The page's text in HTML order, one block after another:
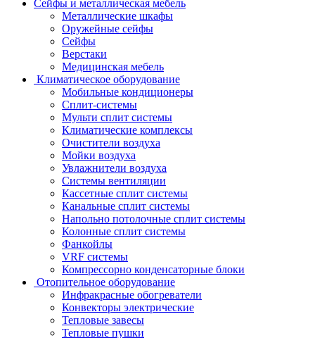
Сейфы и металлическая мебель
Металлические шкафы
Оружейные сейфы
Сейфы
Верстаки
Медицинская мебель
Климатическое оборудование
Мобильные кондиционеры
Сплит-системы
Мульти сплит системы
Климатические комплексы
Очистители воздуха
Мойки воздуха
Увлажнители воздуха
Системы вентиляции
Кассетные сплит системы
Канальные сплит системы
Напольно потолочные сплит системы
Колонные сплит системы
Фанкойлы
VRF системы
Компрессорно конденсаторные блоки
Отопительное оборудование
Инфракрасные обогреватели
Конвекторы электрические
Тепловые завесы
Тепловые пушки